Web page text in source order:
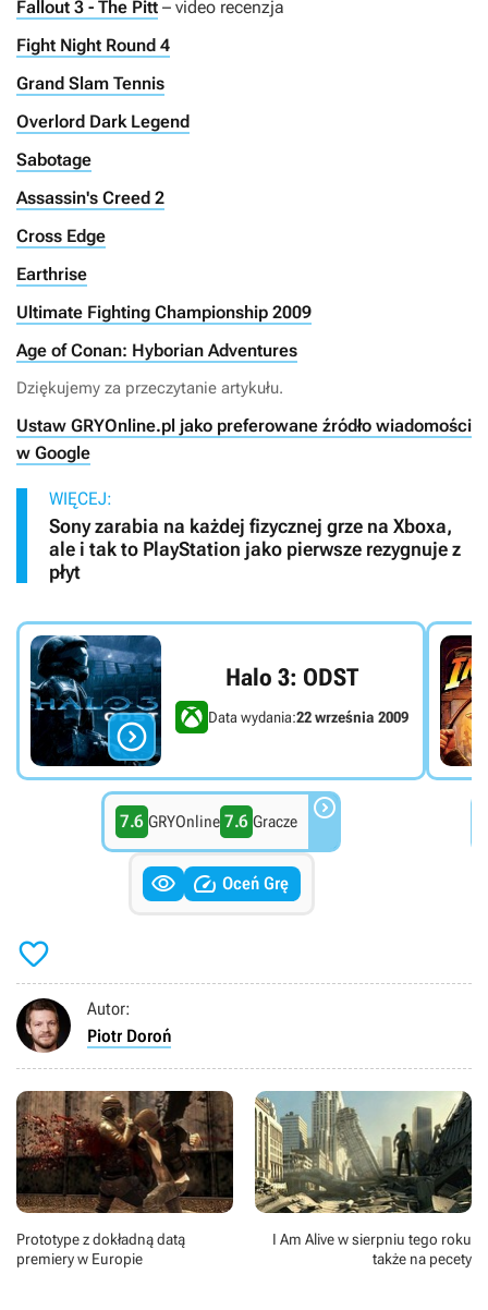
Fallout 3 - The Pitt – video recenzja
Fight Night Round 4
Grand Slam Tennis
Overlord Dark Legend
Sabotage
Assassin's Creed 2
Cross Edge
Earthrise
Ultimate Fighting Championship 2009
Age of Conan: Hyborian Adventures
Dziękujemy za przeczytanie artykułu.
Ustaw GRYOnline.pl jako preferowane źródło wiadomości
w Google
WIĘCEJ:
Sony zarabia na każdej fizycznej grze na Xboxa,
ale i tak to PlayStation jako pierwsze rezygnuje z
płyt

Halo 3: ODST
Data wydania:22 września 2009
7.6 GRYOnline 7.6 Gracze 
  Oceń Grę

Autor:
Piotr Doroń
Prototype z dokładną datą
premiery w Europie
I Am Alive w sierpniu tego roku
także na pecety